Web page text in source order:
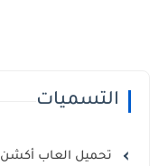
التسميات
تحميل العاب أكشن